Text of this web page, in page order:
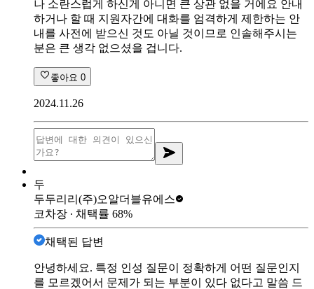
나 소란스럽게 하신게 아니면 큰 상관 없을 거에요 안내
하거나 할 때 지원자간에 대화를 엄격하게 제한하는 안
내를 사전에 받으신 것도 아닐 것이므로 인솔해주시는
분은 큰 생각 없으셨을 겁니다.
좋아요 0
2024.11.26
두
두두리리 (주)오알더블유에스
코차장 ∙ 채택률 68%
채택된 답변
안녕하세요. 특정 인성 질문이 정확하게 어떤 질문인지
를 모르겠어서 문제가 되는 부분이 있다 없다고 말씀 드